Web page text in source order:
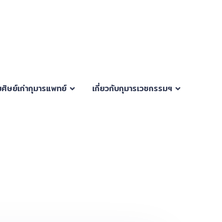
ษย์เก่ากุมารแพทย์ เกี่ยวกับกุมารเวชกรรมฯ